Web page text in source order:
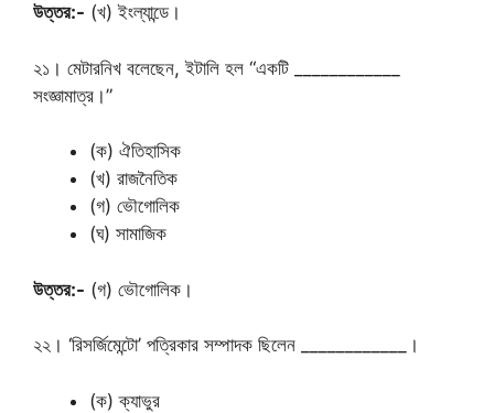
উত্তর:- (খ) ইংল্যান্ডে।
২১। মেটারনিখ বলেছেন, ইটালি হল “একটি ____________
সংজ্ঞামাত্র।”
(ক) ঐতিহাসিক
(খ) রাজনৈতিক
(গ) ভৌগোলিক
(ঘ) সামাজিক
উত্তর:- (গ) ভৌগোলিক।
২২। ‘রিসর্জিমেন্টো’ পত্রিকার সম্পাদক ছিলেন ____________।
(ক) ক্যাভুর